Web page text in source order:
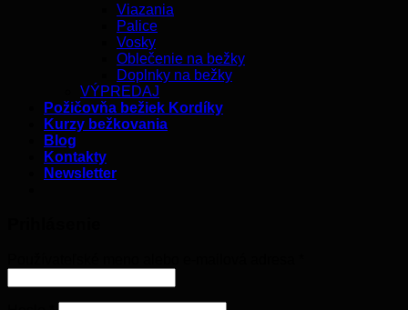
Viazania
Palice
Vosky
Oblečenie na bežky
Doplnky na bežky
VÝPREDAJ
Požičovňa bežiek Kordíky
Kurzy bežkovania
Blog
Kontakty
Newsletter